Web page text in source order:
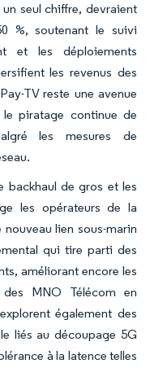
seul chiffre, devraient
%, soutenant le suivi
et les déploiements
les revenus des
TV reste une avenue
piratage continue de
les mesures de
backhaul de gros et les
les opérateurs de la
lien sous-marin
qui tire parti des
améliorant encore les
MNO Télécom en
également des
liés au découpage 5G
à la latence telles